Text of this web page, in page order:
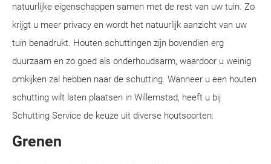
natuurlijke eigenschappen samen met de rest van uw tuin. Zo
krijgt u meer privacy en wordt het natuurlijk aanzicht van uw
tuin benadrukt. Houten schuttingen zijn bovendien erg
duurzaam en zo goed als onderhoudsarm, waardoor u weinig
omkijken zal hebben naar de schutting. Wanneer u een houten
schutting wilt laten plaatsen in Willemstad, heeft u bij
Schutting Service de keuze uit diverse houtsoorten:
Grenen